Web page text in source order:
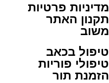
מדיניות פרטיות
תקנון האתר
משוב
טיפול בכאב
טיפולי פוריות
הזמנת תור